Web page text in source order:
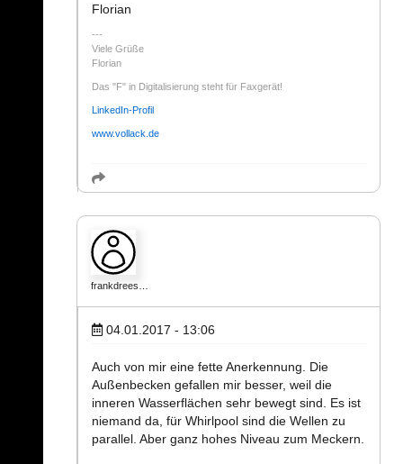
Florian
Viele Grüße
Florian
Das "F" in Digitalisierung steht für Faxgerät!
LinkedIn-Profil
www.vollack.de
frankdrees…
04.01.2017 - 13:06
Auch von mir eine fette Anerkennung. Die
Außenbecken gefallen mir besser, weil die
inneren Wasserflächen sehr bewegt sind. Es ist
niemand da, für Whirlpool sind die Wellen zu
parallel. Aber ganz hohes Niveau zum Meckern.